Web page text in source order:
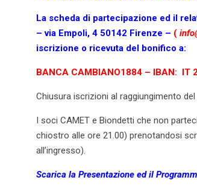
La scheda di partecipazione ed il
– via Empoli, 4 50142 Firenze – (
iscrizione o ricevuta del bonifico a:
BANCA CAMBIANO1884 – IBAN: IT
Chiusura iscrizioni al raggiungimento
I soci CAMET e Biondetti che non
chiostro alle ore 21.00) prenotandosi
all’ingresso).
Scarica la Presentazione ed il